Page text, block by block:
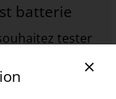
batterie
tester
spécificités sur